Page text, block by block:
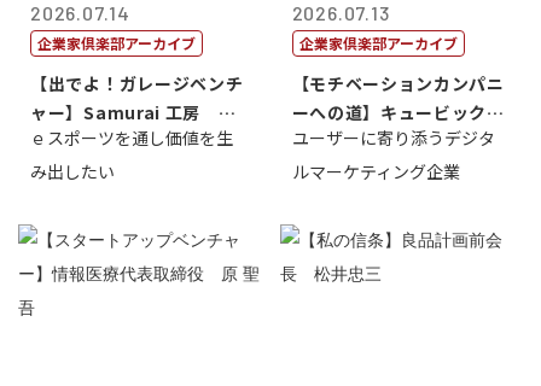
2026.07.14
企業家倶楽部アーカイブ
【出でよ！ガレージベンチ
ャー】Samurai 工房 代
表取締...
ｅスポーツを通し価値を生
み出したい
2026.07.13
企業家倶楽部アーカイブ
【モチベーションカンパニ
ーへの道】キュービック代
表取締役CE...
ユーザーに寄り添うデジタ
ルマーケティング企業